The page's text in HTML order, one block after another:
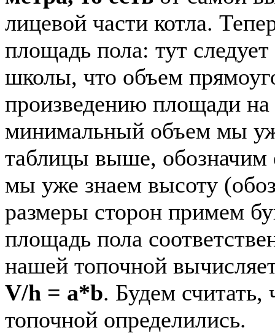
лицевой части котла.
площадь пола: тут
школы, что объем
произведению площади на
минимальный объем мы
таблицы выше, обозначим
мы уже знаем высоту
размеры сторон примем
площадь пола
нашей топочной
V/h = a*b. Будем считать,
топочной определились.